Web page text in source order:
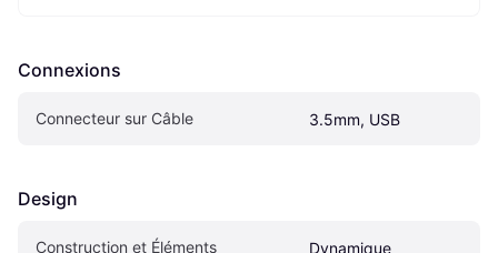
Connexions
Connecteur sur Câble 3.5mm, USB
Design
Construction et Éléments Dynamique